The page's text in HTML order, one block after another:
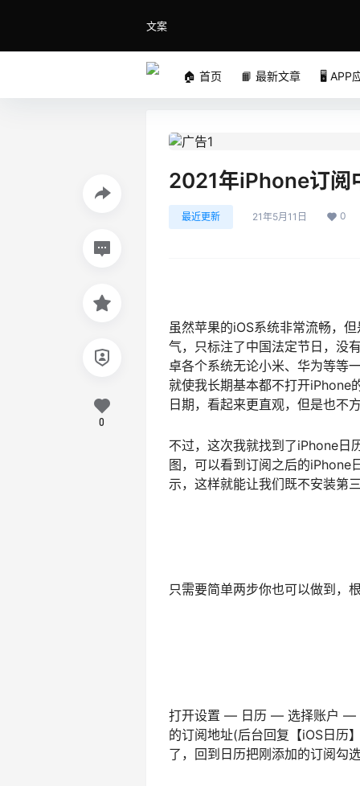
文案
🏠 首页 📙 最新文章 🖥️ APP
2021年iPhone订阅
最近更新 21年5月11日 0
虽然苹果的iOS系统非常流畅，
气，只标注了中国法定节日，没
卓各个系统无论小米、华为等等
就使我长期基本都不打开iPhone
日期，看起来更直观，但是也不
不过，这次我就找到了iPhone日
图，可以看到订阅之后的iPhone
示，这样就能让我们既不安装第
只需要简单两步你也可以做到，
打开设置 — 日历 — 选择账户 —
的订阅地址(后台回复【iOS日历
了，回到日历把刚添加的订阅勾
0